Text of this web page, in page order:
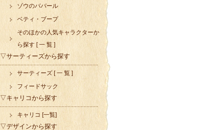
ゾウのババール
ベティ・ブープ
そのほかの人気キャラクターか
ら探す [ 一 覧 ]
▽サーティーズから探す
サーティーズ [ 一 覧 ]
フィードサック
▽キャリコから探す
キャリコ [一覧]
▽デザインから探す